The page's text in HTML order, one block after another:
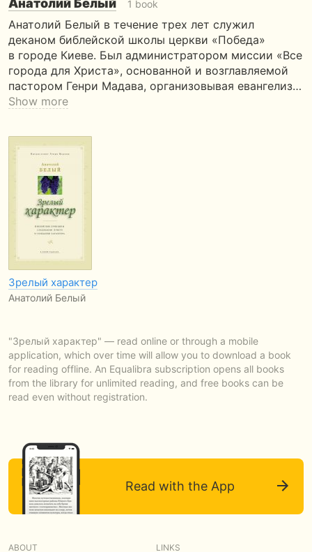
Анатолий Белый 1 book
Анатолий Белый в течение трех лет служил
деканом библейской школы церкви «Победа»
в городе Киеве. Был администратором миссии «Все
города для Христа», основанной и возглавляемой
пастором Генри Мадава, организовывая евангелиз…
Show more
Зрелый характер
Анатолий Белый
"Зрелый характер" — read online or through a mobile
application, which over time will allow you to download a book
for reading offline. An Equalibra subscription opens all books
from the library for unlimited reading, and free books can be
read even without registration.
Read with the App
ABOUT LINKS